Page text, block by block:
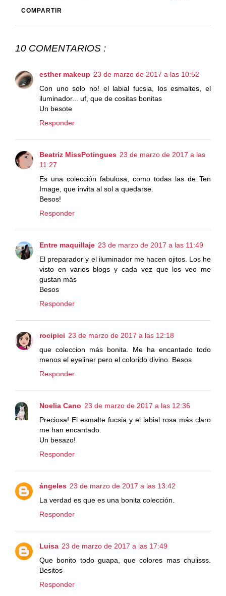
COMPARTIR
10 COMENTARIOS :
esther makeup 23 de marzo de 2017 a las 10:52
Con uno solo no! el labial fucsia, los esmaltes, el
iluminador... uf, que de cositas bonitas
Un besote
Responder
Beatriz MissPotingues 23 de marzo de 2017 a las
11:27
Es una colección fabulosa, como todas las de Ten
Image, que invita al sol a quedarse.
Besos!
Responder
Entre maquillaje 23 de marzo de 2017 a las 11:49
El preparador y el iluminador me hacen ojitos. Los he
visto en varios blogs y cada vez que los veo me
gustan más
Besos
Responder
rocipici 23 de marzo de 2017 a las 12:18
que coleccion más bonita. Me ha encantado todo
menos el eyeliner pero el colorido divino. Besos
Responder
Noelia Cano 23 de marzo de 2017 a las 12:36
Preciosa! El esmalte fucsia y el labial rosa más claro
me han encantado.
Un besazo!
Responder
ángeles 23 de marzo de 2017 a las 13:42
La verdad es que es una bonita colección.
Responder
Luisa 23 de marzo de 2017 a las 17:49
Que bonito todo guapa, que colores mas chulisss.
Besitos
Responder